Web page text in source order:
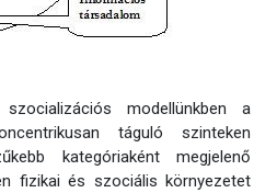
modellünkben a
táguló szinteken
kategóriaként megjelenő
fizikai és szociális környezetet